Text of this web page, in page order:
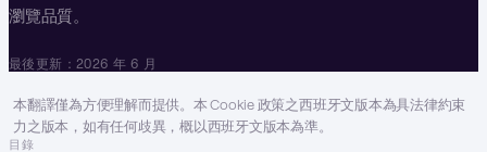
瀏覽品質。
最後更新：2026 年 6 月
本翻譯僅為方便理解而提供。本 Cookie 政策之西班牙文版本為具法律約束
力之版本，如有任何歧異，概以西班牙文版本為準。
目錄